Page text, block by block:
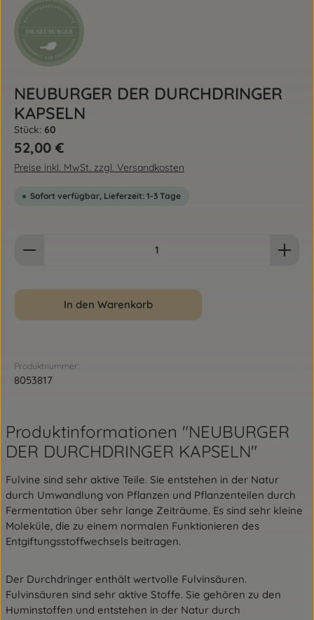
NEUBURGER DER DURCHDRINGER
KAPSELN
Stück: 60
Regulärer Preis:
52,00 €
Preise inkl. MwSt. zzgl. Versandkosten
Sofort verfügbar, Lieferzeit: 1-3 Tage
In den Warenkorb
Produktnummer:
8053817
Produktinformationen "NEUBURGER
DER DURCHDRINGER KAPSELN"
Fulvine sind sehr aktive Teile. Sie entstehen in der Natur
durch Umwandlung von Pflanzen und Pflanzenteilen durch
Fermentation über sehr lange Zeiträume. Es sind sehr kleine
Moleküle, die zu einem normalen Funktionieren des
Entgiftungsstoffwechsels beitragen.
Der Durchdringer enthält wertvolle Fulvinsäuren.
Fulvinsäuren sind sehr aktive Stoffe. Sie gehören zu den
Huminstoffen und entstehen in der Natur durch